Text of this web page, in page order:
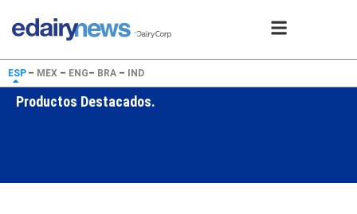
ESP– MEX – ENG– BRA – IND
Productos Destacados.